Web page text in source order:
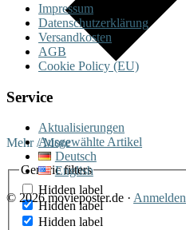
Mehr / More
Generic filters
Hidden label
Hidden label
Hidden label
Impressum
Datenschutzerklärung
Versandkosten
AGB
Cookie Policy (EU)
Service
Aktualisierungen
Ausgewählte Artikel
Deutsch
English
© 2026 movieposter.de · Anmelden